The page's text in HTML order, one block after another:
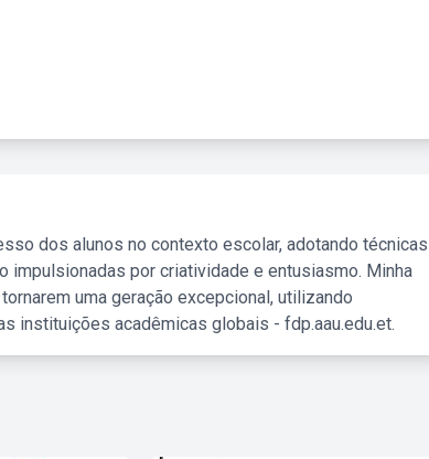
dos alunos no contexto escolar, adotando técnicas
por criatividade e entusiasmo. Minha
uma geração excepcional, utilizando
instituições acadêmicas globais - fdp.aau.edu.et.